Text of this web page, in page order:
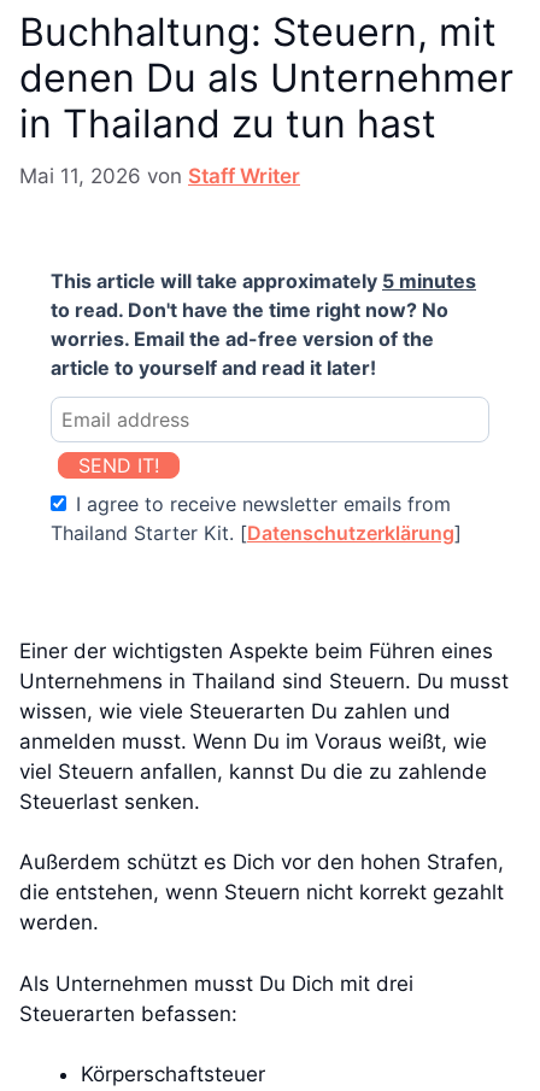
Buchhaltung: Steuern, mit
denen Du als Unternehmer
in Thailand zu tun hast
Mai 11, 2026 von Staff Writer
This article will take approximately 5 minutes
to read. Don't have the time right now? No
worries. Email the ad-free version of the
article to yourself and read it later!
SEND IT!
I agree to receive newsletter emails from
Thailand Starter Kit. [Datenschutzerklärung]
Einer der wichtigsten Aspekte beim Führen eines
Unternehmens in Thailand sind Steuern. Du musst
wissen, wie viele Steuerarten Du zahlen und
anmelden musst. Wenn Du im Voraus weißt, wie
viel Steuern anfallen, kannst Du die zu zahlende
Steuerlast senken.
Außerdem schützt es Dich vor den hohen Strafen,
die entstehen, wenn Steuern nicht korrekt gezahlt
werden.
Als Unternehmen musst Du Dich mit drei
Steuerarten befassen:
Körperschaftsteuer